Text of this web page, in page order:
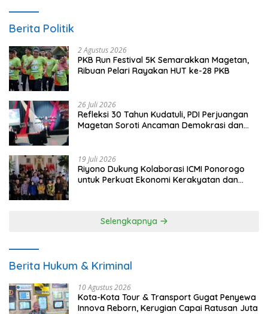
Berita Politik
2 Agustus 2026
PKB Run Festival 5K Semarakkan Magetan,
Ribuan Pelari Rayakan HUT ke-28 PKB
26 Juli 2026
Refleksi 30 Tahun Kudatuli, PDI Perjuangan
Magetan Soroti Ancaman Demokrasi dan
19 Juli 2026
Riyono Dukung Kolaborasi ICMI Ponorogo
untuk Perkuat Ekonomi Kerakyatan dan
Selengkapnya
Berita Hukum & Kriminal
10 Agustus 2026
Kota-Kota Tour & Transport Gugat Penyewa
Innova Reborn, Kerugian Capai Ratusan Juta